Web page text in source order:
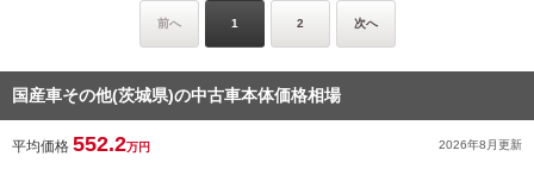
前へ 1 2 次へ
国産車その他(茨城県)の中古車本体価格相場
平均価格 552.2万円 2026年8月更新